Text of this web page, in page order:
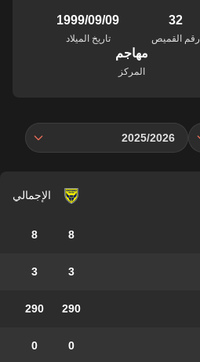
32
رقم القميص
09‏/09‏/1999
تاريخ الميلاد
مهاجم
المركز
2025/2026
الإجمالي
8
8
3
3
290
290
0
0